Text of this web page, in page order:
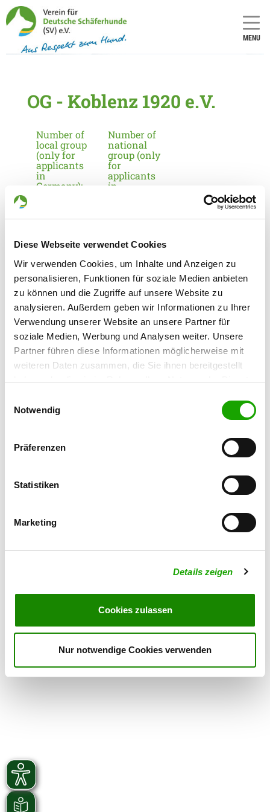
Diese Webseite verwendet Cookies
Wir verwenden Cookies, um Inhalte und Anzeigen zu
personalisieren, Funktionen für soziale Medien anbieten
zu können und die Zugriffe auf unsere Website zu
analysieren. Außerdem geben wir Informationen zu Ihrer
Verwendung unserer Website an unsere Partner für
soziale Medien, Werbung und Analysen weiter. Unsere
Partner führen diese Informationen möglicherweise mit
weiteren Daten zusammen, die Sie ihnen bereitgestellt
haben oder die sie im Rahmen Ihrer Nutzung der Dienste
Cookies, wenn Sie unsere Webseite weiterhin nutzen.
Notwendig
Präferenzen
Statistiken
Marketing
Details zeigen
Cookies zulassen
Nur notwendige Cookies verwenden
MENU
OG - Koblenz 1920 e.V.
Number of
local group
(only for
applicants
in
Germany):
Number of
national
group (only
for
applicants
in
Information about the local group
Contact:
Siegfried Jakobs
Fritz-Zimmer-Str. 2
56070 Koblenz
Training ground:
Kruppstraße
56072 Koblenz
Handy:
Schutzdienst, Ringtraining
Exercise times in summer:
16:00 h - 18:00 h
Saturday 15:00 h - 19:00 h